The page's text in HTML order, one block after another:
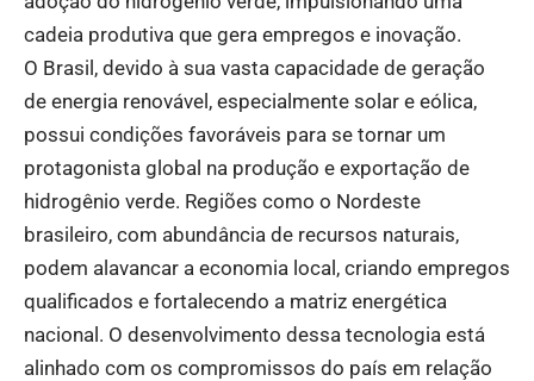
cadeia produtiva que gera empregos e inovação.
O Brasil, devido à sua vasta capacidade de geração
de energia renovável, especialmente solar e eólica,
possui condições favoráveis para se tornar um
protagonista global na produção e exportação de
hidrogênio verde. Regiões como o Nordeste
brasileiro, com abundância de recursos naturais,
podem alavancar a economia local, criando empregos
qualificados e fortalecendo a matriz energética
nacional. O desenvolvimento dessa tecnologia está
alinhado com os compromissos do país em relação